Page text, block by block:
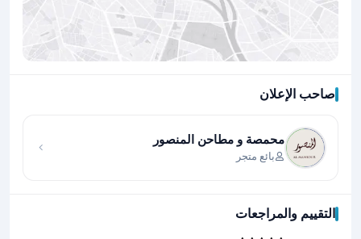
صاحب الإعلان
محمصة و مطاحن المنصور
بائع متجر
التقييم والمراجعات